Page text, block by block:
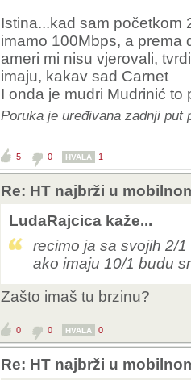
telekomunikacije s p.
optikom tj. već su
današnje doba
Istina...kad sam početkom
imamo 100Mbps, a prema
ameri mi nisu vjerovali,
imaju, kakav sad Carnet
I onda je mudri Mudrinić to
Poruka je uređivana zadnji put
5 0 HVALA 1
Re: HT najbrži u
LudaRajcica kaže...
recimo ja sa svojih 2/
ako imaju 10/1 budu
Zašto imaš tu brzinu?
0 0 HVALA 0
Re: HT najbrži u